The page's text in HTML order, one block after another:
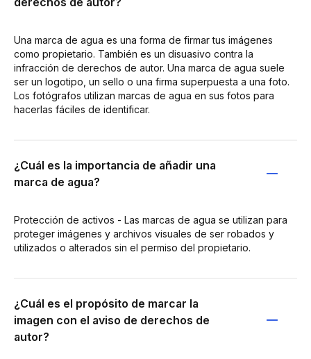
Una marca de agua es una forma de firmar tus imágenes
como propietario. También es un disuasivo contra la
infracción de derechos de autor. Una marca de agua suele
ser un logotipo, un sello o una firma superpuesta a una foto.
Los fotógrafos utilizan marcas de agua en sus fotos para
hacerlas fáciles de identificar.
¿Cuál es la importancia de añadir una
marca de agua?
Protección de activos - Las marcas de agua se utilizan para
proteger imágenes y archivos visuales de ser robados y
utilizados o alterados sin el permiso del propietario.
¿Cuál es el propósito de marcar la
imagen con el aviso de derechos de
autor?